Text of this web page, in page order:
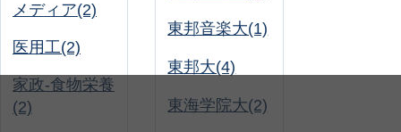
メディア(2)
医用工(2)
家政-食物栄養
(2)
東邦音楽大(1)
東邦大(4)
東海学院大(2)